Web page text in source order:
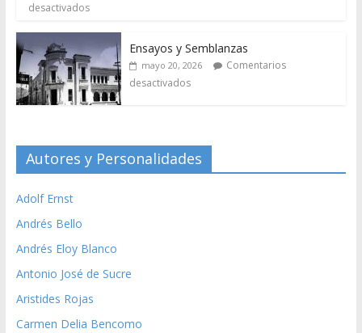
desactivados
Ensayos y Semblanzas
mayo 20, 2026
Comentarios
desactivados
Autores y Personalidades
Adolf Ernst
Andrés Bello
Andrés Eloy Blanco
Antonio José de Sucre
Aristides Rojas
Carmen Delia Bencomo